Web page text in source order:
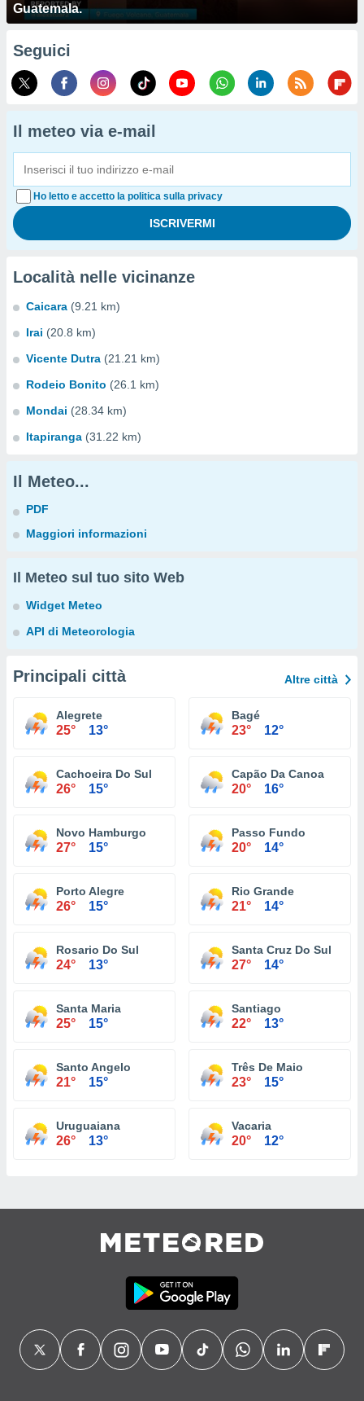
Guatemala.
Seguici
Il meteo via e-mail
Ho letto e accetto la politica sulla privacy
Località nelle vicinanze
Caicara (9.21 km)
Irai (20.8 km)
Vicente Dutra (21.21 km)
Rodeio Bonito (26.1 km)
Mondai (28.34 km)
Itapiranga (31.22 km)
Il Meteo...
PDF
Maggiori informazioni
Il Meteo sul tuo sito Web
Widget Meteo
API di Meteorologia
Principali città Altre città
Alegrete
25° 13°
Bagé
23° 12°
Cachoeira Do Sul
26° 15°
Capão Da Canoa
20° 16°
Novo Hamburgo
27° 15°
Passo Fundo
20° 14°
Porto Alegre
26° 15°
Rio Grande
21° 14°
Rosario Do Sul
24° 13°
Santa Cruz Do Sul
27° 14°
Santa Maria
25° 15°
Santiago
22° 13°
Santo Angelo
21° 15°
Três De Maio
23° 15°
Uruguaiana
26° 13°
Vacaria
20° 12°